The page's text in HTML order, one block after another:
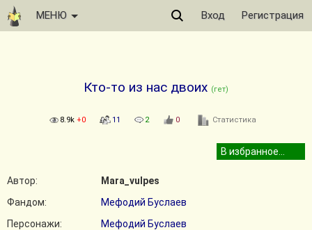
МЕНЮ Вход Регистрация
Кто-то из нас двоих (гет)
8.9k +0 11 2 0 Статистика
Автор:
Mara_vulpes
Фандом:
Мефодий Буслаев
Персонажи:
Мефодий Буслаев